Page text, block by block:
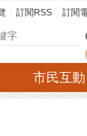
訂閱RSS 訂閱
市民互動